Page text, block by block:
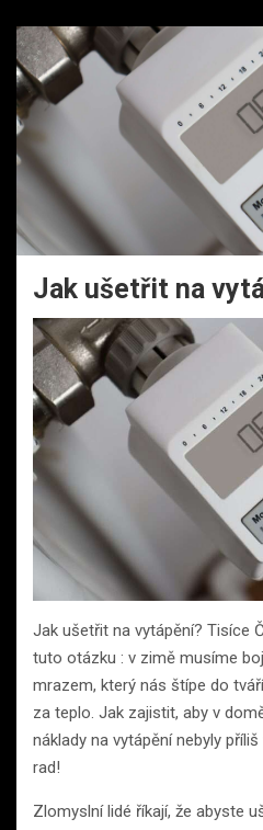
Jak ušetřit na
Jak ušetřit na vytápění? Tisíce
tuto otázku : v zimě musíme
mrazem, který nás štípe do
za teplo. Jak zajistit, aby v
náklady na vytápění nebyly
rad!
Zlomyslní lidé říkají, že abyste